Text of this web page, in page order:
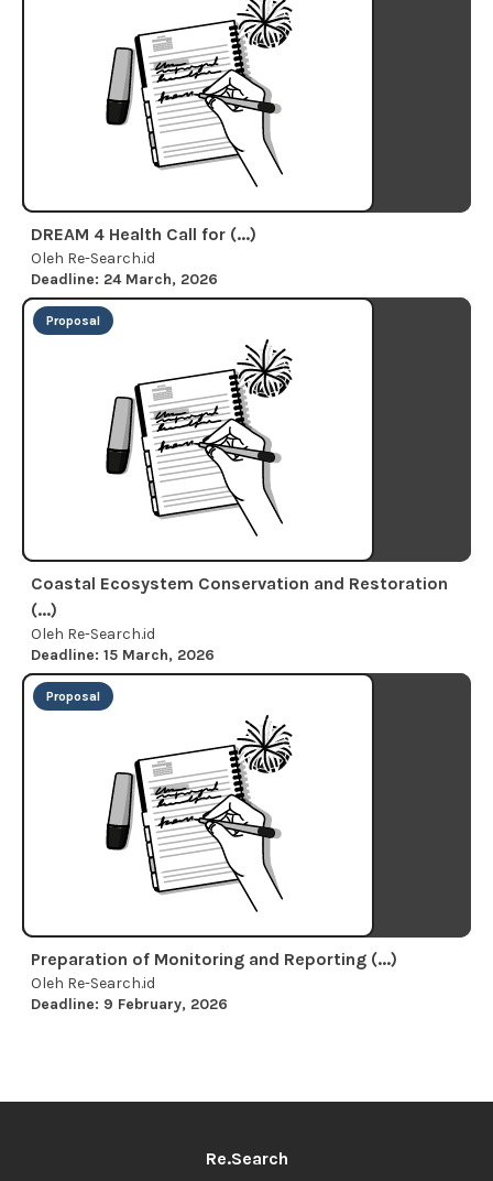
DREAM 4 Health Call for (...)
Oleh Re-Search.id
Deadline: 24 March, 2026
Proposal
Coastal Ecosystem Conservation and Restoration
(...)
Oleh Re-Search.id
Deadline: 15 March, 2026
Proposal
Preparation of Monitoring and Reporting (...)
Oleh Re-Search.id
Deadline: 9 February, 2026
Re.Search